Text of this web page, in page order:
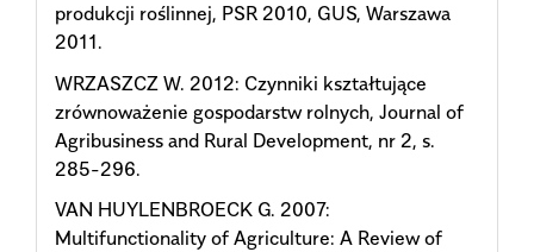
produkcji roślinnej, PSR 2010, GUS, Warszawa
2011.
WRZASZCZ W. 2012: Czynniki kształtujące
zrównoważenie gospodarstw rolnych, Journal of
Agribusiness and Rural Development, nr 2, s.
285-296.
VAN HUYLENBROECK G. 2007:
Multifunctionality of Agriculture: A Review of